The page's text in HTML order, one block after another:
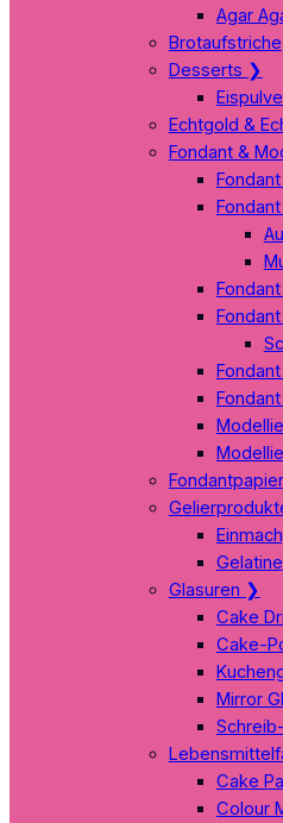
Agar
Brotaufstriche
Desserts ❯
Echtgold &
Fondant &
Fondantpapier
Gelatine
Glasuren ❯
Cake
Cake-
Mirror
Cake
Colour